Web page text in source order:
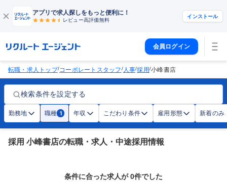
アプリで求人探しをもっと便利に！
レビュー高評価無料
インストール
会員ログイン
転職・求人トップ/コーポレートスタッフ/人事/採用/小峰書店
検索条件を設定する
勤務地 職種 1 年収 こだわり条件 雇用形態 新着のみ
採用 小峰書店の転職・求人・中途採用情報
条件に合った求人が 0件でした